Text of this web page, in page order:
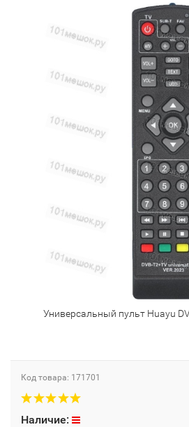
Универсальный пульт Huayu
Код товара: 171701
Наличие: